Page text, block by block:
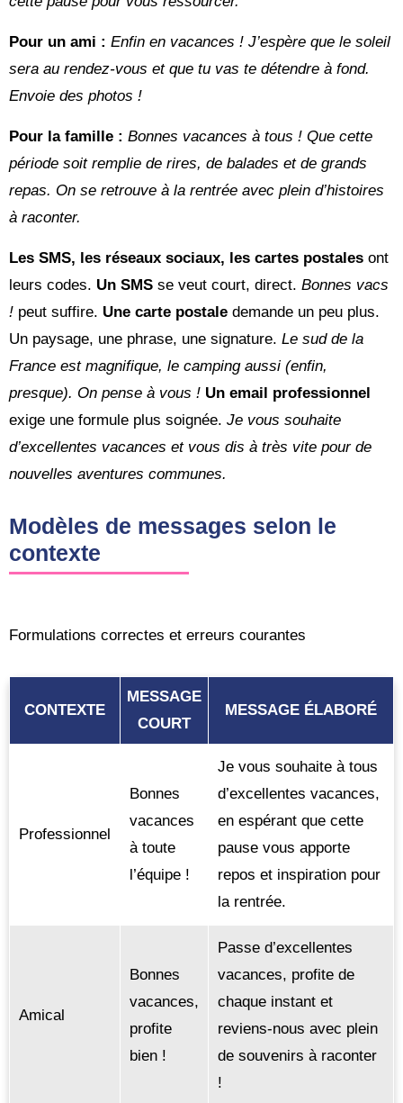
Pour un ami : Enfin en vacances ! J’espère que le soleil
sera au rendez-vous et que tu vas te détendre à fond.
Envoie des photos !
Pour la famille : Bonnes vacances à tous ! Que cette
période soit remplie de rires, de balades et de grands
repas. On se retrouve à la rentrée avec plein d’histoires
à raconter.
Les SMS, les réseaux sociaux, les cartes postales ont
leurs codes. Un SMS se veut court, direct. Bonnes vacs
! peut suffire. Une carte postale demande un peu plus.
Un paysage, une phrase, une signature. Le sud de la
France est magnifique, le camping aussi (enfin,
presque). On pense à vous ! Un email professionnel
exige une formule plus soignée. Je vous souhaite
d’excellentes vacances et vous dis à très vite pour de
nouvelles aventures communes.
Modèles de messages selon le
contexte
Formulations correctes et erreurs courantes
CONTEXTE
MESSAGE
COURT
MESSAGE ÉLABORÉ
Professionnel
Bonnes
vacances
à toute
l’équipe !
Je vous souhaite à tous
d’excellentes vacances,
en espérant que cette
pause vous apporte
repos et inspiration pour
la rentrée.
Amical
Bonnes
vacances,
profite
bien !
Passe d’excellentes
vacances, profite de
chaque instant et
reviens-nous avec plein
de souvenirs à raconter
!